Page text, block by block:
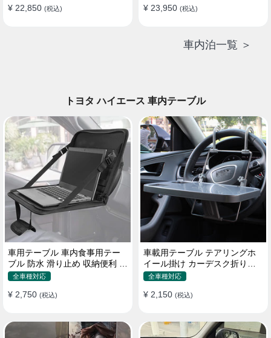
¥ 22,850 (税込)
¥ 23,950 (税込)
車内泊一覧 ＞
トヨタ ハイエース 車内テーブル
車用テーブル 車内食事用テー
ブル 防水 滑り止め 収納便利 多
機能ラップトップバッグ
全車種対応
¥ 2,750 (税込)
車載用テーブル テアリングホ
イール掛け カーデスク折りた
たみ式 パソコン 食事 物置
全車種対応
¥ 2,150 (税込)